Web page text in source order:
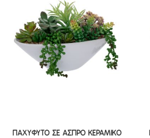
ΠΑΧΥΦΥΤΟ ΣΕ ΑΣΠΡΟ ΚΕΡΑΜΙΚΟ
ΠΑΧΥΦΥΤΟ ΣΕ ΑΣΠΡΟ ΚΕΡΑΜΙΚΟ